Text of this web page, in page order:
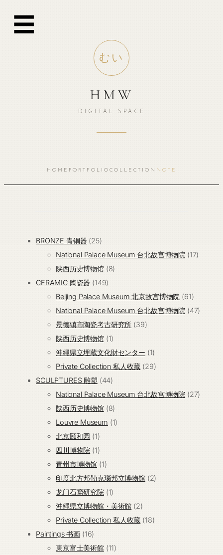
☰
むい
HMW
DIGITAL SPACE
HOME PORTFOLIO COLLECTION NOTE
BRONZE 青铜器 2525
个
产
品
National Palace Museum 台北故宫博物院 1717
陕西历史博物馆 88
产
品
CERAMIC 陶瓷器 149149
个
产
品
Beijing Palace Museum 北京故宫博物院 6161
个
National Palace Museum 台北故宫博物院 4747
景德镇市陶瓷考古研究所 3939
产
品
陕西历史博物馆 11
个
产
品
沖縄県立埋蔵文化財センター 11
个
品
Private Collection 私人收藏 2929
产
SCULPTURES 雕塑 4444
个
产
品
National Palace Museum 台北故宫博物院 2727
陕西历史博物馆 88
个
Louvre Museum 11
北京颐和园 11
个
产
品
四川博物院 11
个
产
品
青州市博物馆 11
个
产
品
印度北方邦勒克瑙邦立博物馆 22
品
龙门石窟研究院 11
个
产
沖縄県立博物館・美術館 22
个
Private Collection 私人收藏 1818
Paintings 书画 1616
个
東京富士美術館 1111